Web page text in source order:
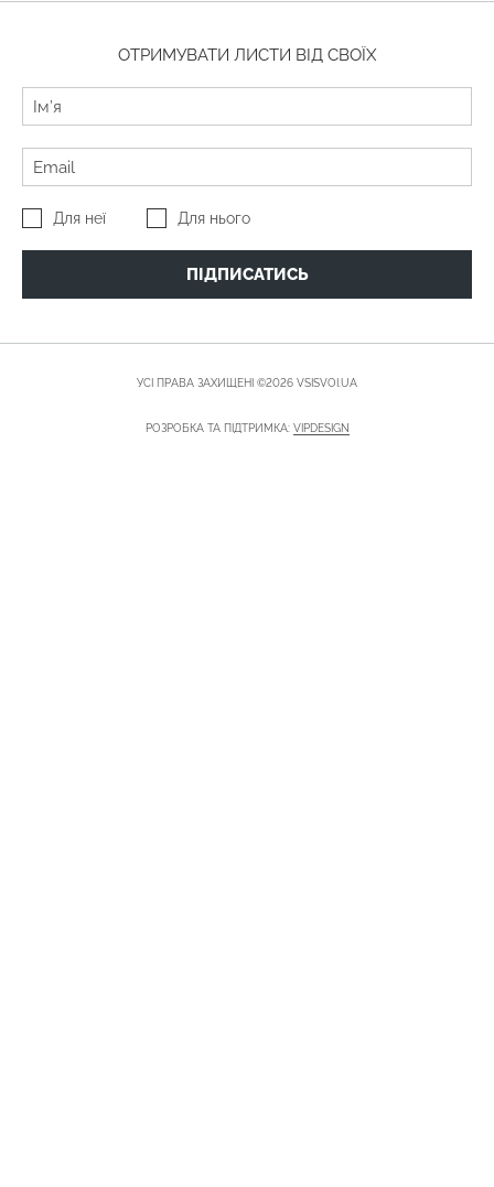
ОТРИМУВАТИ ЛИСТИ ВІД СВОЇХ
Для неї Для нього
ПІДПИСАТИСЬ
УСІ ПРАВА ЗАХИЩЕНІ ©2026 VSISVOI.UA
РОЗРОБКА ТА ПІДТРИМКА: VIPDESIGN